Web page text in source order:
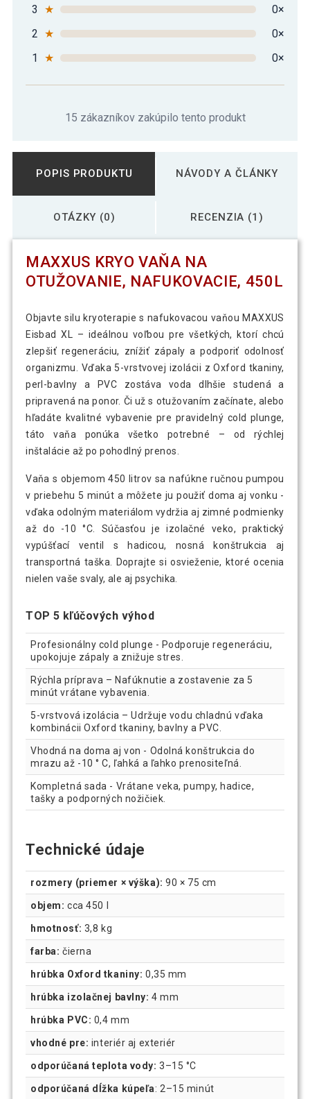
3
★
0×
2 ★
0×
1
★ 0×
15 zákazníkov zakúpilo tento produkt
POPIS PRODUKTU NÁVODY A ČLÁNKY
OTÁZKY (0) RECENZIA (1)
MAXXUS KRYO VAŇA NA
OTUŽOVANIE, NAFUKOVACIE, 450L
Objavte silu kryoterapie s nafukovacou vaňou MAXXUS
Eisbad XL – ideálnou voľbou pre všetkých, ktorí chcú
zlepšiť regeneráciu, znížiť zápaly a podporiť odolnosť
organizmu. Vďaka 5-vrstvovej izolácii z Oxford tkaniny,
perl-bavlny a PVC zostáva voda dlhšie studená a
pripravená na ponor. Či už s otužovaním začínate, alebo
hľadáte kvalitné vybavenie pre pravidelný cold plunge,
táto vaňa ponúka všetko potrebné – od rýchlej
inštalácie až po pohodlný prenos.
Vaňa s objemom 450 litrov sa nafúkne ručnou pumpou
v priebehu 5 minút a môžete ju použiť doma aj vonku -
vďaka odolným materiálom vydržia aj zimné podmienky
až do -10 °C. Súčasťou je izolačné veko, praktický
vypúšťací ventil s hadicou, nosná konštrukcia aj
transportná taška. Doprajte si osvieženie, ktoré ocenia
nielen vaše svaly, ale aj psychika.
TOP 5 kľúčových výhod
Profesionálny cold plunge - Podporuje regeneráciu,
upokojuje zápaly a znižuje stres.
Rýchla príprava – Nafúknutie a zostavenie za 5
minút vrátane vybavenia.
5-vrstvová izolácia – Udržuje vodu chladnú vďaka
kombinácii Oxford tkaniny, bavlny a PVC.
Vhodná na doma aj von - Odolná konštrukcia do
mrazu až -10 ° C, ľahká a ľahko prenositeľná.
Kompletná sada - Vrátane veka, pumpy, hadice,
tašky a podporných nožičiek.
Technické údaje
rozmery (priemer × výška): 90 × 75 cm
objem: cca 450 l
hmotnosť: 3,8 kg
farba: čierna
hrúbka Oxford tkaniny: 0,35 mm
hrúbka izolačnej bavlny: 4 mm
hrúbka PVC: 0,4 mm
vhodné pre: interiér aj exteriér
odporúčaná teplota vody: 3–15 °C
odporúčaná dĺžka kúpeľa: 2–15 minút